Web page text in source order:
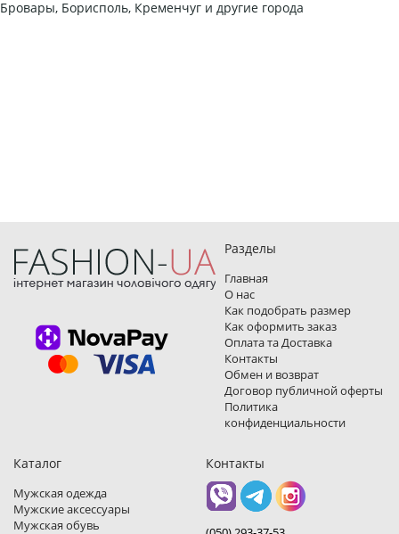
Бровары, Борисполь, Кременчуг и другие города
Разделы
Главная
О нас
Как подобрать размер
Как оформить заказ
Оплата та Доставка
Контакты
Обмен и возврат
Договор публичной оферты
Политика
конфиденциальности
Каталог
Мужская одежда
Мужские аксессуары
Мужская обувь
Контакты